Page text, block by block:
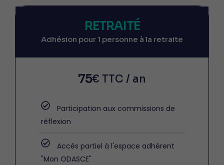
RETRAITÉ
Adhésion pour 1 personne à la retraite
75€ TTC / an
Participation aux commissions de
réflexion
Accès partiel à l'espace adhérent
"Mon ODASCE"